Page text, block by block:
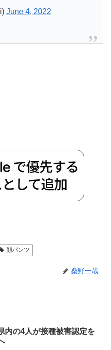
June 4, 2022
顔パンツ
桑野一哉
内の4人が接種被害認定を